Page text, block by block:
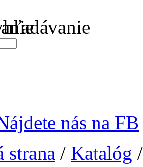
nás na FB
strana / Katalóg